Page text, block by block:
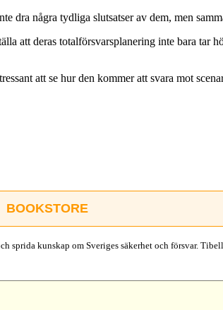
några tydliga slutsatser av dem, men
att deras totalförsvarsplanering inte bara tar
att se hur den kommer att svara mot
BOOKSTORE
sprida kunskap om Sveriges säkerhet och försvar.